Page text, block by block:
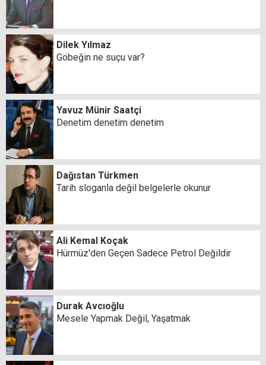
Dilek Yılmaz
Göbeğin ne suçu var?
Yavuz Münir Saatçi
Denetim denetim denetim
Dağıstan Türkmen
Tarih sloganla değil belgelerle okunur
Ali Kemal Koçak
Hürmüz'den Geçen Sadece Petrol Değildir
Durak Avcıoğlu
Mesele Yapmak Değil, Yaşatmak